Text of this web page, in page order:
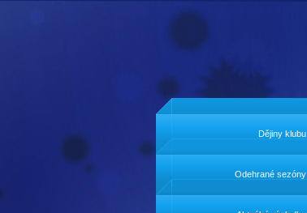
Dějiny klubu
Odehrané sezóny